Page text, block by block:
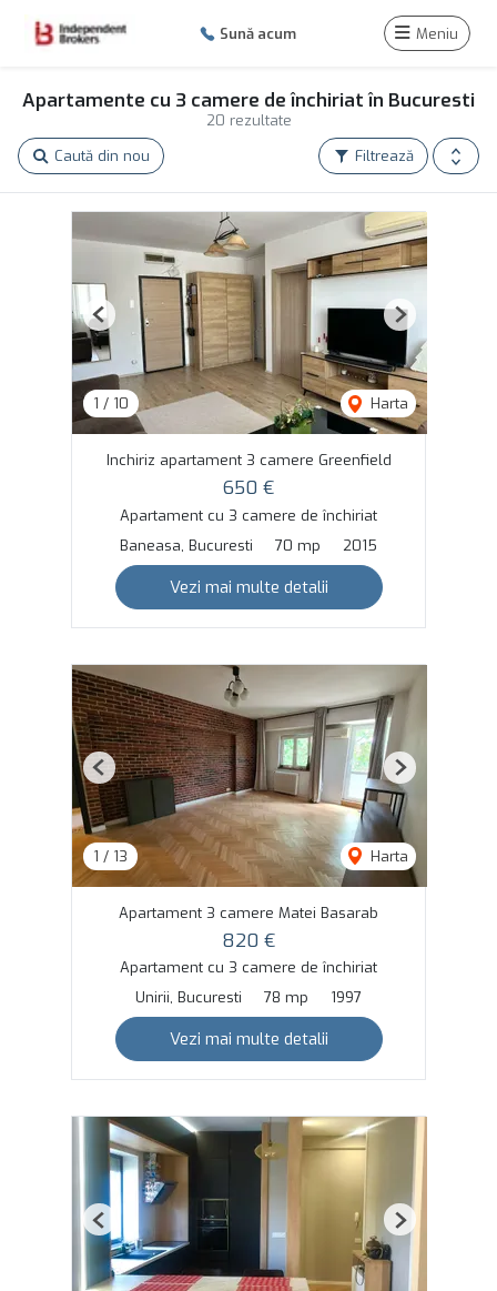
Sună acum Meniu
20 rezultate
Apartamente cu 3 camere de închiriat în Bucuresti
Filtrează
Caută din nou
1 / 10 Harta
Previous Next
Inchiriz apartament 3 camere Greenfield
650 €
Apartament cu 3 camere de închiriat
Baneasa, Bucuresti
70 mp 2015
Vezi mai multe detalii
1 / 13 Harta
Previous Next
Apartament 3 camere Matei Basarab
820 €
Apartament cu 3 camere de închiriat
Unirii, Bucuresti
78 mp 1997
Vezi mai multe detalii
Previous Next